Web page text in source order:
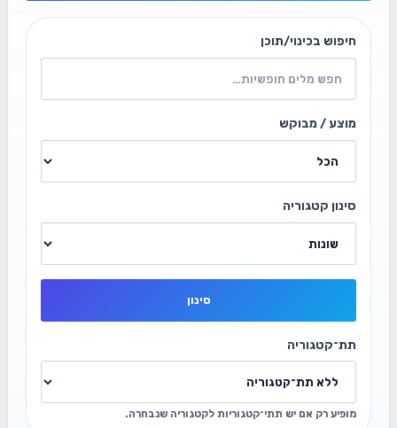
חיפוש בכינוי/תוכן
מוצע / מבוקש
סינון קטגוריה
סינון
תת־קטגוריה
מופיע רק אם יש תתי־קטגוריות לקטגוריה שנבחרה.